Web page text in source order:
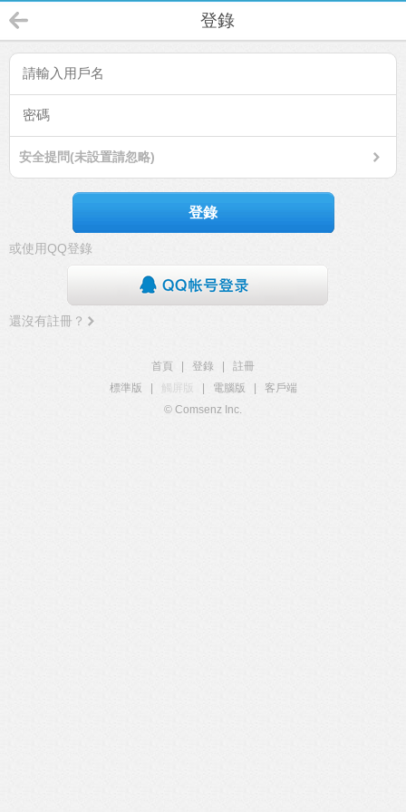
登錄
安全提問(未設置請忽略)
登錄
或使用QQ登錄
還沒有註冊？
首頁 登錄
註冊
標準版
觸屏版 電腦版
客戶端
© Comsenz Inc.